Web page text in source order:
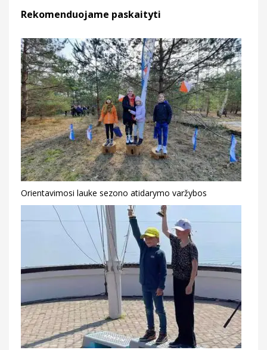
Rekomenduojame paskaityti
Orientavimosi lauke sezono atidarymo varžybos